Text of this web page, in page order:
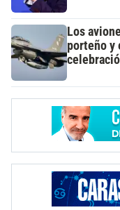
Los
porteño y